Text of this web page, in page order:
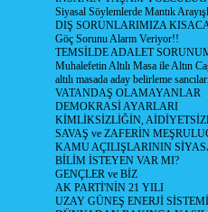
Siyasal Söylemlerde Mantık
DIŞ SORUNLARIMIZA
Göç Sorunu Alarm Veriyor!!
TEMSİLDE ADALET
Muhalefetin Altılı Masa ile Altın
altılı masada aday belirleme
VATANDAŞ OLAMAYANLAR
DEMOKRASİ AYARLARI
KİMLİKSİZLİĞİN,
SAVAŞ ve ZAFERİN
KAMU AÇILIŞLARININ
BİLİM İSTEYEN VAR MI?
GENÇLER ve BİZ
AK PARTİ'NİN 21 YILI
UZAY GÜNEŞ ENERJİ SİSTEMİ